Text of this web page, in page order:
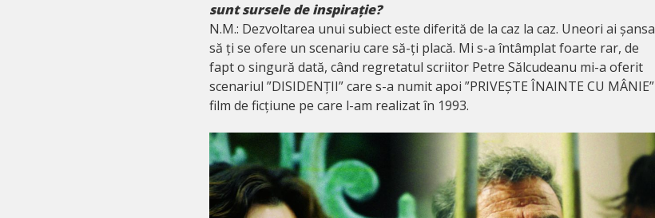
sunt sursele de inspirație?
N.M.: Dezvoltarea unui subiect este diferită de la caz la caz. Uneori ai șansa
să ți se ofere un scenariu care să-ți placă. Mi s-a întâmplat foarte rar, de
fapt o singură dată, când regretatul scriitor Petre Sălcudeanu mi-a oferit
scenariul ”DISIDENȚII” care s-a numit apoi ”PRIVEȘTE ÎNAINTE CU MÂNIE”
film de ficțiune pe care l-am realizat în 1993.